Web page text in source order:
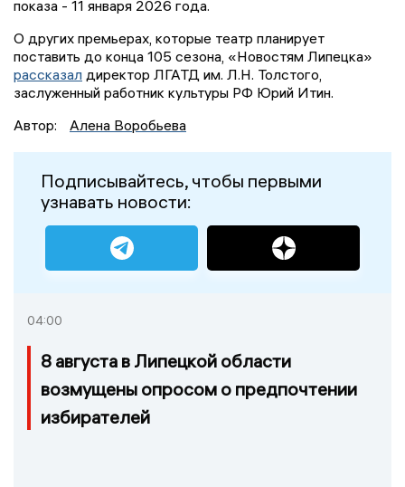
показа - 11 января 2026 года.
О других премьерах, которые театр планирует
поставить до конца 105 сезона, «Новостям Липецка»
рассказал директор ЛГАТД им. Л.Н. Толстого,
заслуженный работник культуры РФ Юрий Итин.
Автор:
Алена Воробьева
Подписывайтесь, чтобы первыми
узнавать новости:
04:00
8 августа в Липецкой области
возмущены опросом о предпочтении
избирателей